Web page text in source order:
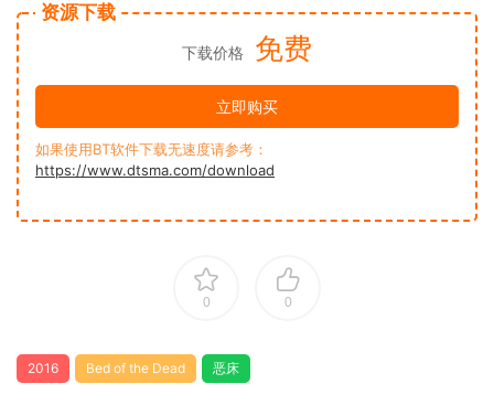
资源下载
下载价格 免费
立即购买
如果使用BT软件下载无速度请参考：
https://www.dtsma.com/download
0 0
2016 Bed of the Dead 恶床